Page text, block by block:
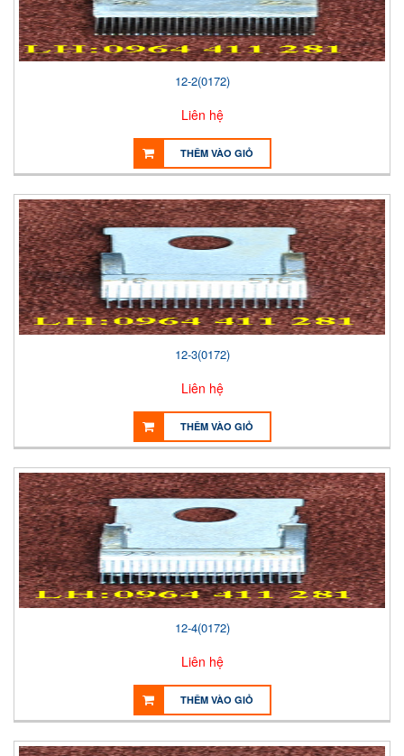
12-2(0172)
Liên hệ
THÊM VÀO GIỎ
12-3(0172)
Liên hệ
THÊM VÀO GIỎ
12-4(0172)
Liên hệ
THÊM VÀO GIỎ